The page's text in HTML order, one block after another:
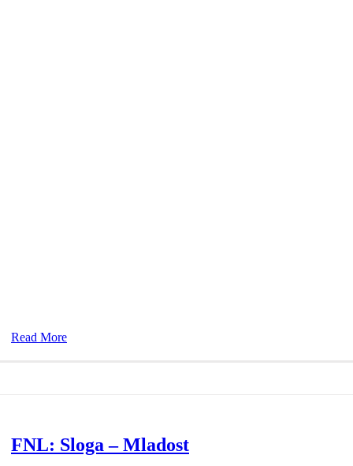
Read More
FNL: Sloga – Mladost